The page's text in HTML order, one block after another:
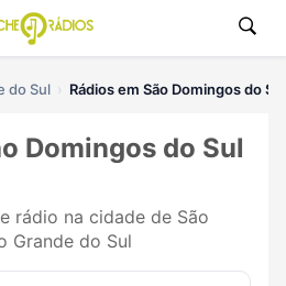
do Sul Rádios em São Domingos do Sul
Domingos do Sul
rádio na cidade de São
Grande do Sul